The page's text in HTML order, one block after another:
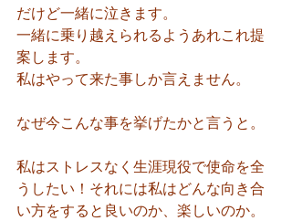
だけど一緒に泣きます。
一緒に乗り越えられるようあれこれ提
案します。
私はやって来た事しか言えません。
なぜ今こんな事を挙げたかと言うと。
私はストレスなく生涯現役で使命を全
うしたい！それには私はどんな向き合
い方をすると良いのか、楽しいのか。